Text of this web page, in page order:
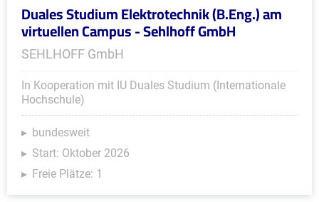
Duales Studium Elektrotechnik (B.Eng.) am
virtuellen Campus - Sehlhoff GmbH
SEHLHOFF GmbH
In Kooperation mit IU Duales Studium (Internationale
Hochschule)
bundesweit
Start: Oktober 2026
Freie Plätze: 1